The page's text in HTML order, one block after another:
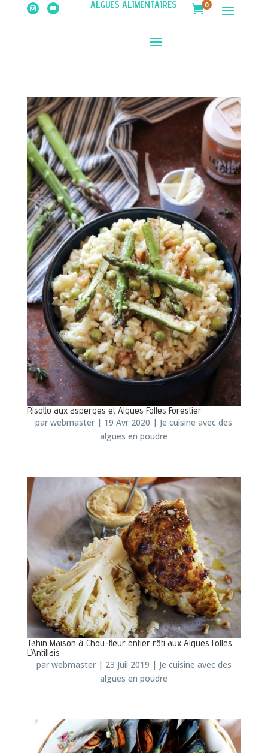
ALGUES ALIMENTAIRES 0
Risotto aux asperges et Algues Folles Forestier
parwebmaster | 19 Avr 2020 | Je cuisine avec des
algues en poudre
Tahin Maison & Chou-fleur entier rôti aux Algues Folles
L’Antillais
par webmaster| 23 Juil 2019 | Je cuisine avec des
algues en poudre